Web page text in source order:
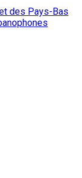
des Pays-Bas